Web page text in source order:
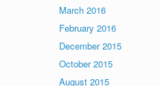
March 2016
February 2016
December 2015
October 2015
August 2015